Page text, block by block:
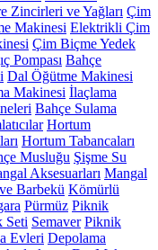
Zincirleri ve Yağları Çim
Makinesi Elektrikli Çim
Çim Biçme Yedek
Pompası Bahçe
Dal Öğütme Makinesi
Makinesi İlaçlama
Bahçe Sulama
Hortum
Hortum Tabancaları
Musluğu Şişme Su
Aksesuarları Mangal
Barbekü Kömürlü
Pürmüz Piknik
Seti Semaver Piknik
Evleri Depolama